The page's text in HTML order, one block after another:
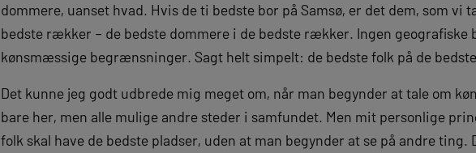
dommere, uanset hvad. Hvis de ti bedste bor på Samsø, er det dem, som vi
bedste rækker – de bedste dommere i de bedste rækker. Ingen
kønsmæssige begrænsninger. Sagt helt simpelt: de bedste folk på de
Det kunne jeg godt udbrede mig meget om, når man begynder at tale om
bare her, men alle mulige andre steder i samfundet. Men mit personlige
folk skal have de bedste pladser, uden at man begynder at se på andre